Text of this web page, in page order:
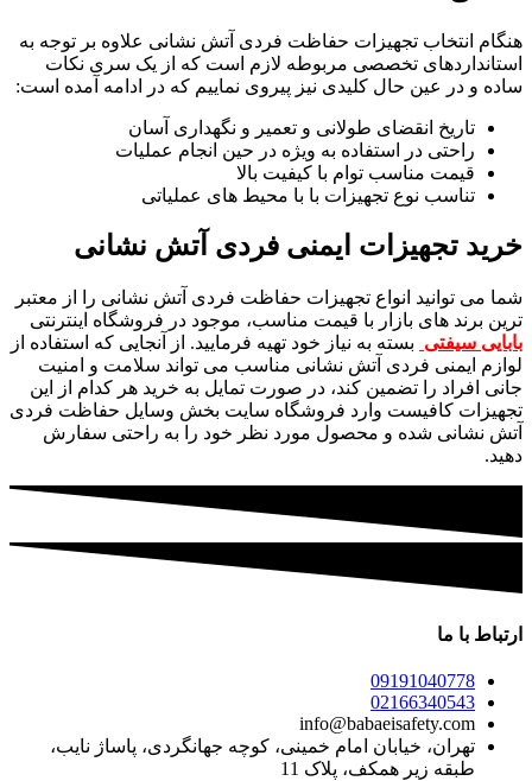
هنگام انتخاب تجهیزات حفاظت فردی آتش نشانی علاوه بر توجه به
استانداردهای تخصصی مربوطه لازم است که از یک سری نکات
ساده و در عین حال کلیدی نیز پیروی نماییم که در ادامه آمده است:
تاریخ انقضای طولانی و تعمیر و نگهداری آسان
راحتی در استفاده به ویژه در حین انجام عملیات
قیمت مناسب توام با کیفیت بالا
تناسب نوع تجهیزات با با محیط های عملیاتی
خرید تجهیزات ایمنی فردی آتش نشانی
شما می توانید انواع تجهیزات حفاظت فردی آتش نشانی را از معتبر
ترین برند های بازار با قیمت مناسب، موجود در فروشگاه اینترنتی
بابایی سیفتی بسته به نیاز خود تهیه فرمایید. از آنجایی که استفاده از
لوازم ایمنی فردی آتش نشانی مناسب می تواند سلامت و امنیت
جانی افراد را تضمین کند، در صورت تمایل به خرید هر کدام از این
تجهیزات کافیست وارد فروشگاه سایت بخش وسایل حفاظت فردی
آتش نشانی شده و محصول مورد نظر خود را به راحتی سفارش
دهید.
ارتباط با ما
09191040778
02166340543
info@babaeisafety.com
تهران، خیابان امام خمینی، کوچه جهانگردی، پاساژ نایب،
طبقه زیر همکف، پلاک 11